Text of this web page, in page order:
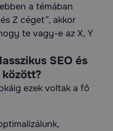
a témában
Z céget”, akkor
te vagy-e az X, Y
SEO és
ezek voltak a fő